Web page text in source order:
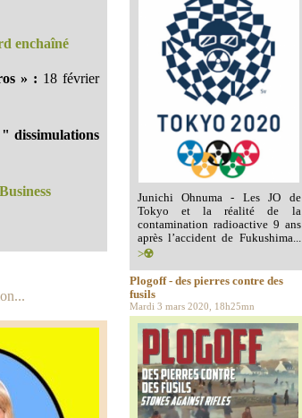
enchaîné
» : 18 février
" dissimulations
Junichi Ohnuma - Les JO de
Tokyo et la réalité de la
contamination radioactive 9 ans
après l’accident de Fukushima...
>☢️
Plogoff - des pierres contre des
fusils
Mardi 3 mars 2020, 18h25mn